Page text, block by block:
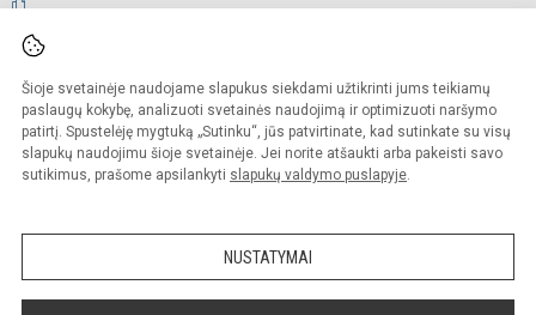
Šioje svetainėje naudojame slapukus siekdami užtikrinti jums teikiamų
paslaugų kokybę, analizuoti svetainės naudojimą ir optimizuoti naršymo
patirtį. Spustelėję mygtuką „Sutinku“, jūs patvirtinate, kad sutinkate su visų
slapukų naudojimu šioje svetainėje. Jei norite atšaukti arba pakeisti savo
sutikimus, prašome apsilankyti slapukų valdymo puslapyje.
NUSTATYMAI
Kopijuoti, cituoti ar kitaip atvaizduoti internetinės svetainės turinį be raštiško
mokyklos vadovų sutikimo yra draudžiama.
Prieinamumo paraiška Slapukų valdymas
Sumanus būdas atnaujinti